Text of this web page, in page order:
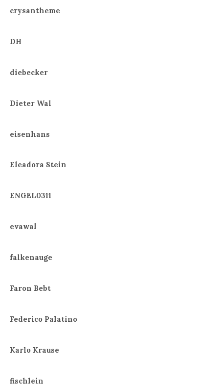
crysantheme
DH
diebecker
Dieter Wal
eisenhans
Eleadora Stein
ENGEL0311
evawal
falkenauge
Faron Bebt
Federico Palatino
Karlo Krause
fischlein